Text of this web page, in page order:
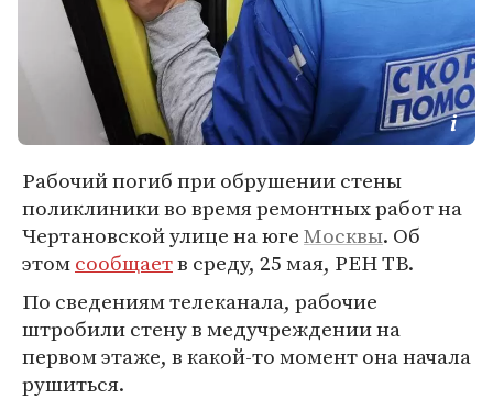
Рабочий погиб при обрушении стены
поликлиники во время ремонтных работ на
Чертановской улице на югеМосквы. Об
этомсообщаетв среду, 25 мая, РЕН ТВ.
По сведениям телеканала, рабочие
штробили стену в медучреждении на
первом этаже, в какой-то момент она начала
рушиться.